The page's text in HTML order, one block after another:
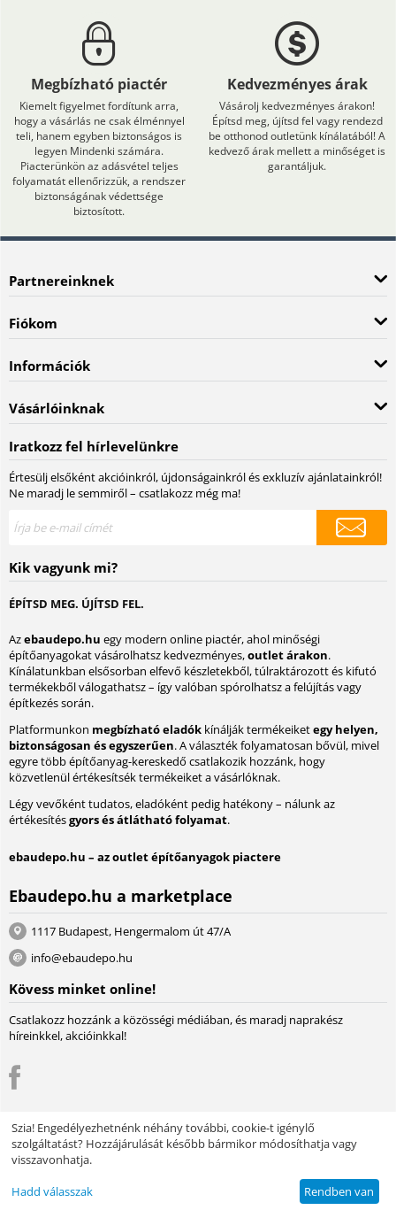
Megbízható piactér
Kiemelt figyelmet fordítunk arra,
hogy a vásárlás ne csak élménnyel
teli, hanem egyben biztonságos is
legyen Mindenki számára.
Piacterünkön az adásvétel teljes
folyamatát ellenőrizzük, a rendszer
biztonságának védettsége
biztosított.
Kedvezményes árak
Vásárolj kedvezményes árakon!
Építsd meg, újítsd fel vagy rendezd
be otthonod outletünk kínálatából! A
kedvező árak mellett a minőséget is
garantáljuk.
Partnereinknek
Fiókom
Információk
Vásárlóinknak
Iratkozz fel hírlevelünkre
Értesülj elsőként akcióinkról, újdonságainkról és exkluzív ajánlatainkról!
Ne maradj le semmiről – csatlakozz még ma!
Kik vagyunk mi?
ÉPÍTSD MEG. ÚJÍTSD FEL.
Azebaudepo.hu egy modern online piactér, ahol minőségi
építőanyagokat vásárolhatsz kedvezményes,outlet árakon.
Kínálatunkban elsősorban elfevő készletekből, túlraktározott és kifutó
termékekből válogathatsz – így valóban spórolhatsz a felújítás vagy
építkezés során.
Platformunkon megbízható eladók kínálják termékeiketegy helyen,
biztonságosan és egyszerűen. A választék folyamatosan bővül, mivel
egyre több építőanyag-kereskedő csatlakozik hozzánk, hogy
közvetlenül értékesítsék termékeiket a vásárlóknak.
Légy vevőként tudatos, eladóként pedig hatékony – nálunk az
értékesítésgyors és átlátható folyamat.
ebaudepo.hu – az outlet építőanyagok piactere
Ebaudepo.hu a marketplace
1117 Budapest, Hengermalom út 47/A
info@ebaudepo.hu
Kövess minket online!
Csatlakozz hozzánk a közösségi médiában, és maradj naprakész
híreinkkel, akcióinkkal!
© 2004 - 2026 Lambda Systeme Kft.. A piactér motorja:Multi-Vendor -
Webáruház szoftver
Szia! Engedélyezhetnénk néhány további, cookie-t igénylő
szolgáltatást? Hozzájárulását később bármikor módosíthatja vagy
visszavonhatja.
Hadd válasszak Rendben van